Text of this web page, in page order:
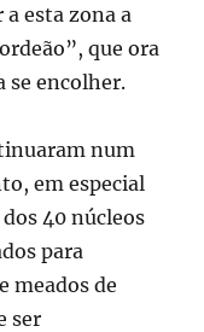
a esta zona a
que ora
se encolher.
num
em especial
40 núcleos
para
meados de
ser